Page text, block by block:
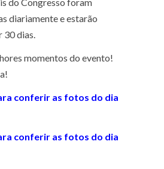
diariamente e estarão
30 dias.
momentos do evento!
conferir as fotos do dia
conferir as fotos do dia